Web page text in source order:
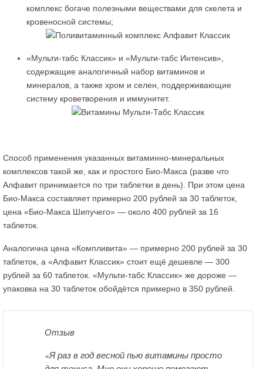
комплекс богаче полезными веществами для скелета и
кровеносной системы;
«Мульти-табс Классик» и «Мульти-табс Интенсив»,
содержащие аналогичный набор витаминов и
минералов, а также хром и селен, поддерживающие
систему кроветворения и иммунитет.
Способ применения указанных витаминно-минеральных
комплексов такой же, как и простого Био-Макса (разве что
Алфавит принимается по три таблетки в день). При этом цена
Био-Макса составляет примерно 200 рублей за 30 таблеток,
цена «Био-Макса Шипучего» — около 400 рублей за 16
таблеток.
Аналогична цена «Компливита» — примерно 200 рублей за 30
таблеток, а «Алфавит Классик» стоит ещё дешевле — 300
рублей за 60 таблеток. «Мульти-табс Классик» же дороже —
упаковка на 30 таблеток обойдётся примерно в 350 рублей.
Отзыв
«Я раз в год весной пью витамины просто